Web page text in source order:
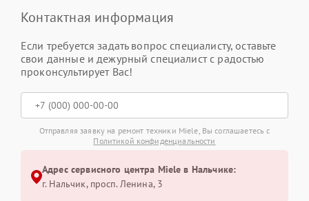
Контактная информация
Если требуется задать вопрос специалисту, оставьте
свои данные и дежурный специалист с радостью
проконсультирует Вас!
Отправляя заявку на ремонт техники Miele, Вы соглашаетесь с
Политикой конфиденциальности
Адрес сервисного центра Miele в Нальчике:
г. Нальчик, просп. Ленина, 3